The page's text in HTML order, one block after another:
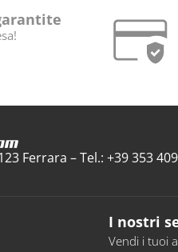
Ferrara – Tel.: +39 353
I nostri
Vendi i tuoi